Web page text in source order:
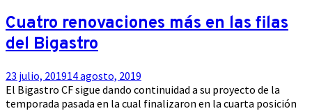
Cuatro renovaciones más en las filas
del Bigastro
23 julio, 201914 agosto, 2019
El Bigastro CF sigue dando continuidad a su proyecto de la
temporada pasada en la cual finalizaron en la cuarta posición